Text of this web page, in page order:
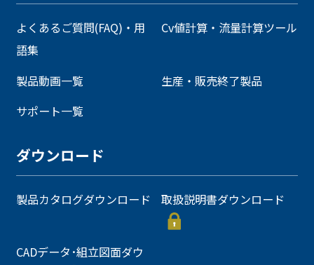
よくあるご質問(FAQ)・用
語集
Cv値計算・流量計算ツール
製品動画一覧
生産・販売終了製品
サポート一覧
ダウンロード
製品カタログダウンロード 取扱説明書ダウンロード
CADデータ･組立図面ダウ